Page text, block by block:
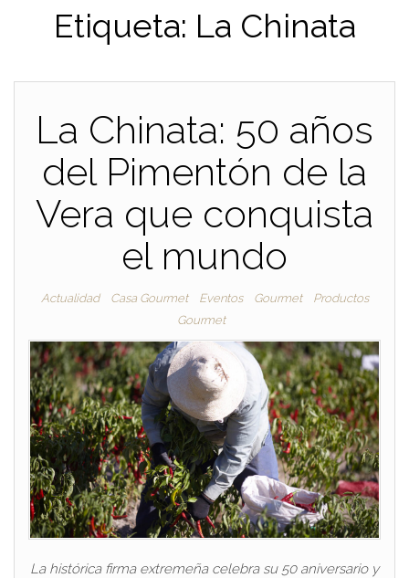
Etiqueta: La Chinata
La Chinata: 50 años
del Pimentón de la
Vera que conquista
el mundo
Actualidad Casa Gourmet Eventos Gourmet
Productos
Gourmet
La histórica firma extremeña celebra su 50 aniversario y